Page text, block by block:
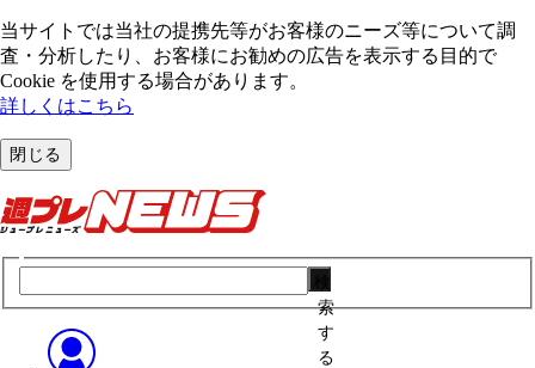
当サイトでは当社の提携先等がお客様のニーズ等について調
査・分析したり、お客様にお勧めの広告を表⽰する⽬的で
Cookie を使⽤する場合があります。
詳しくはこちら
閉じる
索
す
る